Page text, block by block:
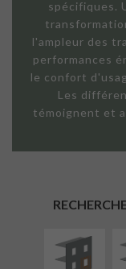
spécifiques.
l'ampleur des
performances
le confort
Les
témoignent et
EXTÉRIEURE